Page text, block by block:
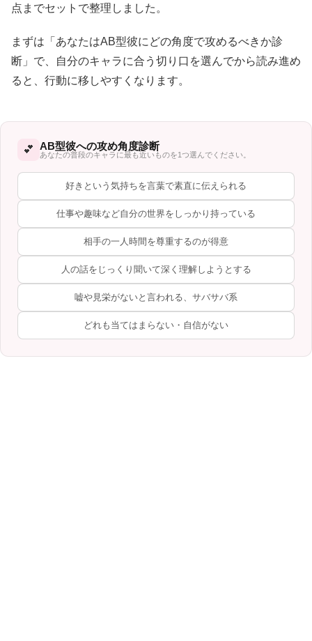
点までセットで整理しました。
まずは「あなたはAB型彼にどの角度で攻めるべきか診
断」で、自分のキャラに合う切り口を選んでから読み進め
ると、行動に移しやすくなります。
💕 AB型彼への攻め角度診断
あなたの普段のキャラに最も近いものを1つ選んでください。
好きという気持ちを言葉で素直に伝えられる
仕事や趣味など自分の世界をしっかり持っている
相手の一人時間を尊重するのが得意
人の話をじっくり聞いて深く理解しようとする
嘘や見栄がないと言われる、サバサバ系
どれも当てはまらない・自信がない